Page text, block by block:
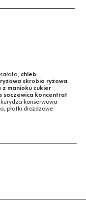
chleb
skrobia ryżowa
manioku cukier
soczewica koncentrat
konserwowa
płatki drożdżowe